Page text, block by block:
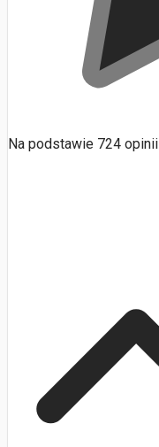
Na podstawie 724 opinii